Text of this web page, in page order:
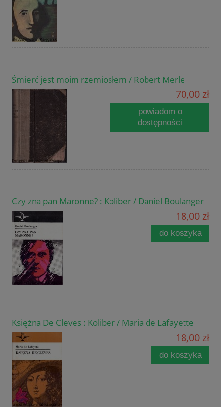
Śmierć jest moim rzemiosłem / Robert Merle
70,00 zł
powiadom o
dostępności
Czy zna pan Maronne? : Koliber / Daniel Boulanger
18,00 zł
do koszyka
Księżna De Cleves : Koliber / Maria de Lafayette
18,00 zł
do koszyka